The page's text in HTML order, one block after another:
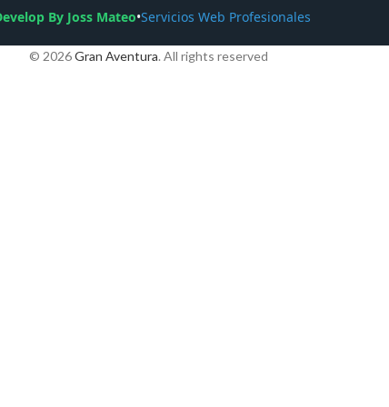
By Joss Mateo•Servicios Web Profesionales
© 2026Gran Aventura. All rights reserved